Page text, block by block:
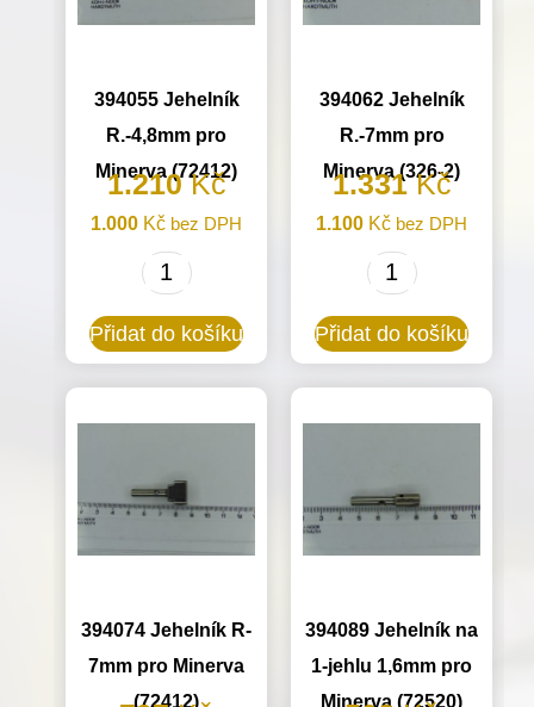
394055 Jehelník
R.-4,8mm pro
Minerva (72412)
1.210Kč
1.000 Kč bez DPH
394055
R.-4,8mm
množství
Přidat do košíku
394062 Jehelník
R.-7mm pro
Minerva (326-2)
1.331Kč
1.100 Kč bez DPH
394062
R.-7mm
2)
množství
Přidat do košíku
394074 Jehelník R-
7mm pro Minerva
(72412)
394089 Jehelník na
1-jehlu 1,6mm pro
Minerva (72520)